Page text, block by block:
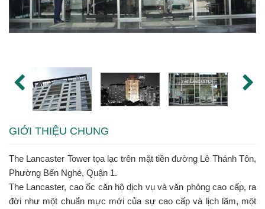
GIỚI THIỆU CHUNG
The Lancaster Tower tọa lạc trên mặt tiền đường Lê Thánh Tôn,
Phường Bến Nghé, Quận 1.
The Lancaster, cao ốc căn hộ dịch vụ và văn phòng cao cấp, ra
đời như một chuẩn mực mới của sự cao cấp và lịch lãm, một